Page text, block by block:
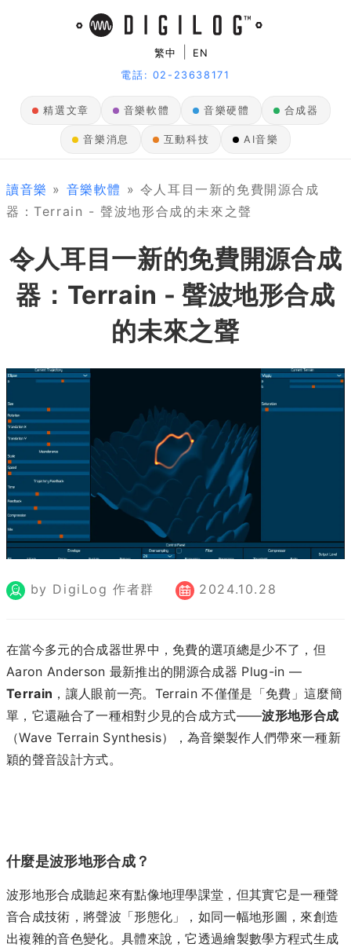
繁中
EN
電話: 02-23638171
精選文章 音樂軟體 音樂硬體 合成器
音樂消息 互動科技 AI音樂
讀音樂 » 音樂軟體 » 令人耳目一新的免費開源合成
器：Terrain - 聲波地形合成的未來之聲
令人耳目一新的免費開源合成
器：Terrain - 聲波地形合成
的未來之聲
by DigiLog 作者群 2024.10.28
在當今多元的合成器世界中，免費的選項總是少不了，但
Aaron Anderson 最新推出的開源合成器 Plug-in —
Terrain ，讓人眼前一亮。Terrain 不僅僅是「免費」這麼簡
單，它還融合了一種相對少見的合成方式——波形地形合成
（Wave Terrain Synthesis），為音樂製作人們帶來一種新
穎的聲音設計方式。
什麼是波形地形合成？
波形地形合成聽起來有點像地理學課堂，但其實它是一種聲
音合成技術，將聲波「形態化」，如同一幅地形圖，來創造
出複雜的音色變化。具體來說，它透過繪製數學方程式生成